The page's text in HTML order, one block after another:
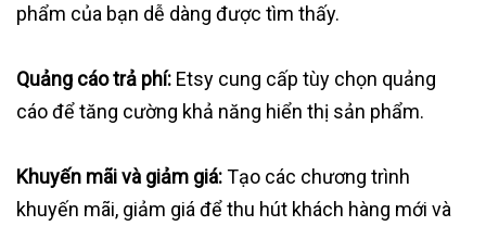
phẩm của bạn dễ dàng được tìm thấy.
Quảng cáo trả phí: Etsy cung cấp tùy chọn quảng
cáo để tăng cường khả năng hiển thị sản phẩm.
Khuyến mãi và giảm giá:Tạo các chương trình
khuyến mãi, giảm giá để thu hút khách hàng mới và